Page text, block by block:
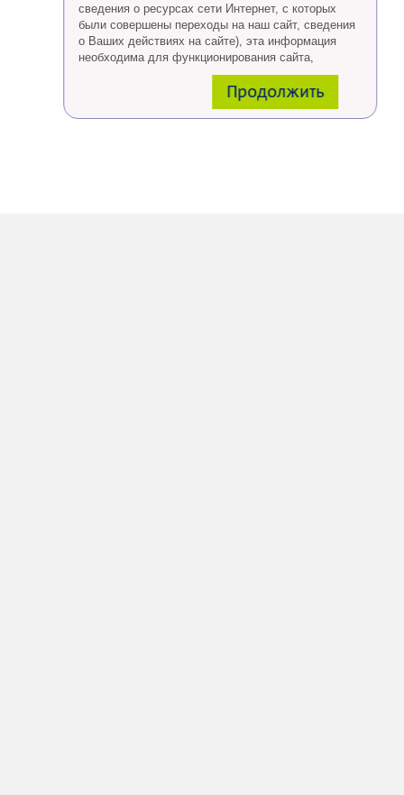
сведения о ресурсах сети Интернет, с которых
были совершены переходы на наш сайт, сведения
о Ваших действиях на сайте), эта информация
необходима для функционирования сайта,
проведения ретаргетинга, а также статистических
Eсли Вы согласны, продолжайте пользоваться
сайтом, если Вы не хотите, чтобы Ваши данные
Продолжить